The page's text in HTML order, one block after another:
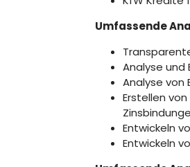
Umfassende
Analyse und
Analyse von
Erstellen
Entwickeln
Entwickeln